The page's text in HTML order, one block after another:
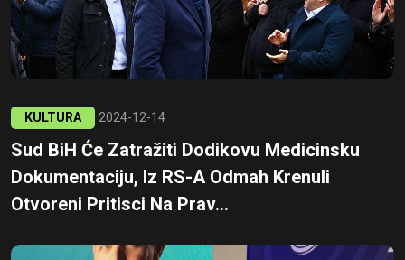
KULTURA 2024-12-14
Sud BiH Će Zatražiti Dodikovu Medicinsku
Dokumentaciju, Iz RS-A Odmah Krenuli
Otvoreni Pritisci Na Prav...